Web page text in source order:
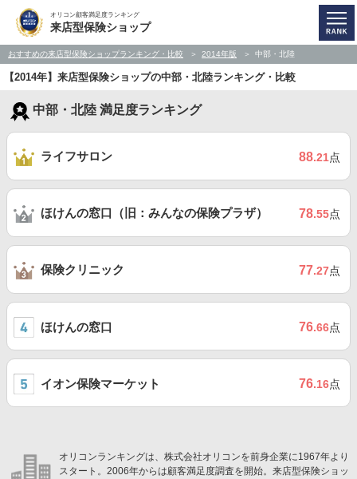
オリコン顧客満足度ランキング
来店型保険ショップ
おすすめの来店型保険ショップランキング・比較 2014年版 中部・北陸
【2014年】来店型保険ショップの中部・北陸ランキング・比較
中部・北陸 満足度ランキング
ライフサロン 88.21点
ほけんの窓口（旧：みんなの保険プラザ） 78.55点
保険クリニック 77.27点
ほけんの窓口 76.66点
イオン保険マーケット 76.16点
オリコンランキングは、株式会社オリコンを前身企業に1967年より
スタート。2006年からは顧客満足度調査を開始。来店型保険ショッ